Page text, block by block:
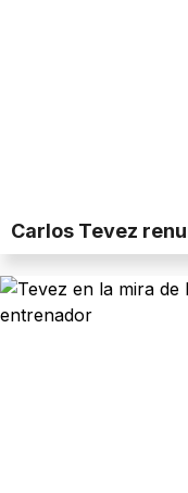
Carlos Tevez